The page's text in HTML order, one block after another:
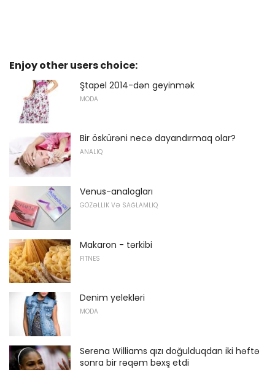
Enjoy other users choice:
Ştapel 2014-dən geyinmək
MODA
Bir öskürəni necə dayandırmaq olar?
ANALIQ
Venus-analogları
GÖZƏLLIK VƏ SAĞLAMLIQ
Makaron - tərkibi
FITNES
Denim yelekləri
MODA
Serena Williams qızı doğulduqdan iki həftə
sonra bir rəqəm bəxş etdi